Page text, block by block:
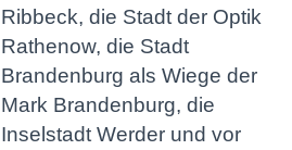
Ribbeck, die Stadt der Optik
Rathenow, die Stadt
Brandenburg als Wiege der
Mark Brandenburg, die
Inselstadt Werder und vor